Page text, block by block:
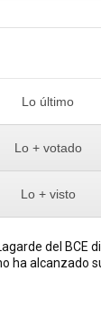
Lo último
Lo + votado
Lo + visto
del BCE
ha alcanzado